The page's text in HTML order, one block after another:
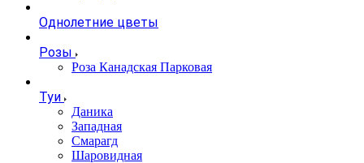
Однолетние цветы
Розы
Роза Канадская Парковая
Туи
Даника
Западная
Смарагд
Шаровидная